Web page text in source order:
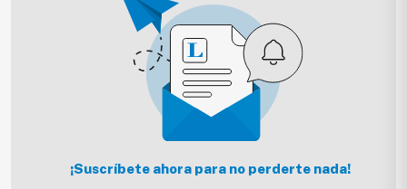
¡Suscríbete ahora para no perderte nada!